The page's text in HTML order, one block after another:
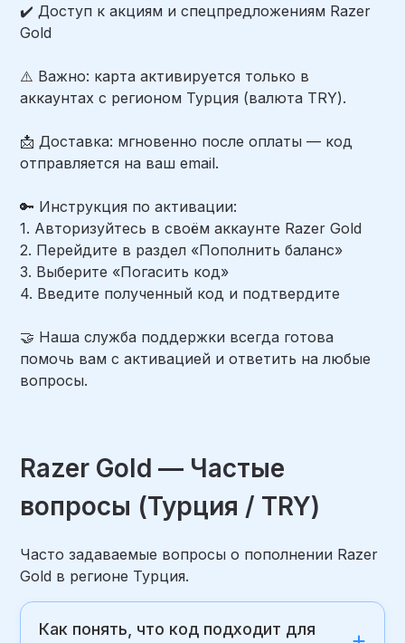
✔️ Доступ к акциям и спецпредложениям Razer
Gold
⚠️ Важно: карта активируется только в
аккаунтах с регионом Турция (валюта TRY).
📩 Доставка: мгновенно после оплаты — код
отправляется на ваш email.
🔑 Инструкция по активации:
1. Авторизуйтесь в своём аккаунте Razer Gold
2. Перейдите в раздел «Пополнить баланс»
3. Выберите «Погасить код»
4. Введите полученный код и подтвердите
🤝 Наша служба поддержки всегда готова
помочь вам с активацией и ответить на любые
вопросы.
Razer Gold — Частые
вопросы (Турция / TRY)
Часто задаваемые вопросы о пополнении Razer
Gold в регионе Турция.
Как понять, что код подходит для